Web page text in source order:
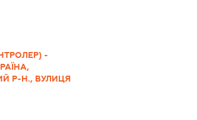
-
Р-Н., ВУЛИЦЯ